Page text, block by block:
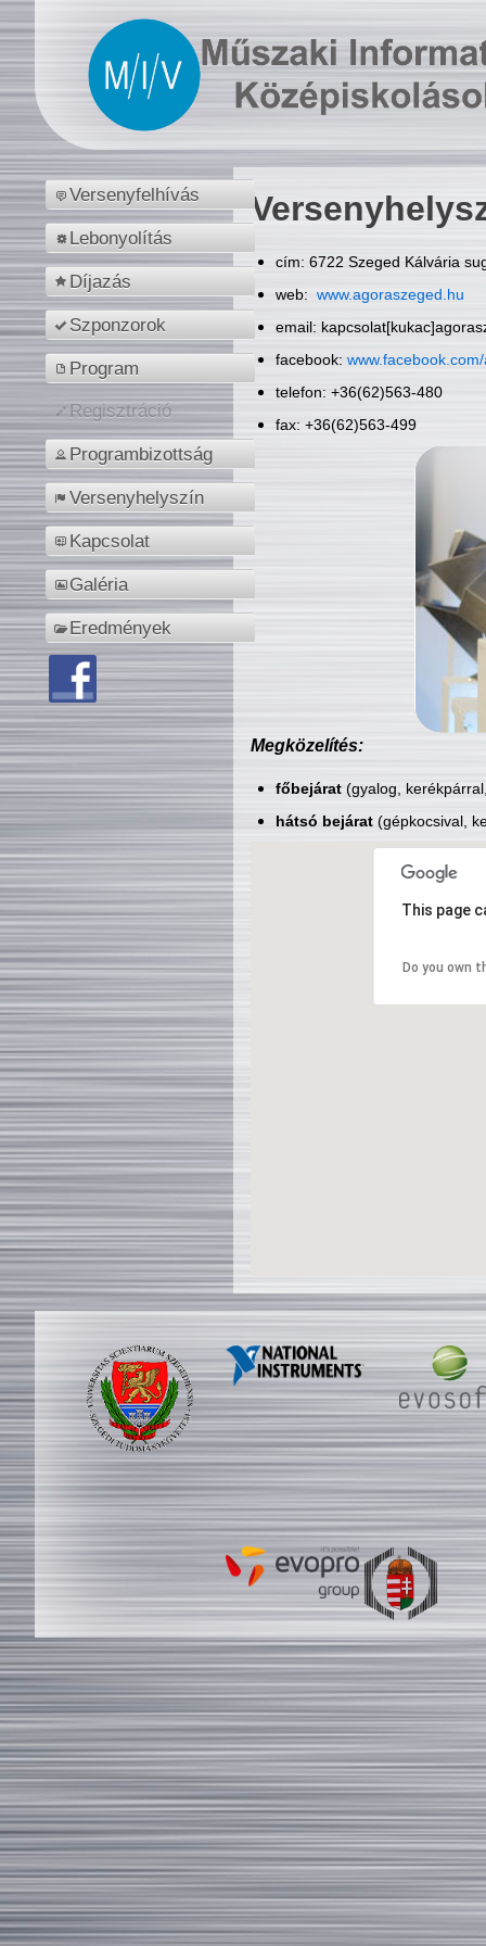
Versenyfelhívás
Lebonyolítás
Díjazás
Szponzorok
Program
Regisztráció
Programbizottság
Versenyhelyszín
Kapcsolat
Galéria
Eredmények
cím: 6722 Szeged Kálvária
web: www.agoraszeged.hu
email:
facebook:
telefon: +36(62)563-480
fax: +36(62)563-499
Megközelítés:
főbejárat(gyalog,
hátsó bejárat(gépkocsival,
This page
Do you own